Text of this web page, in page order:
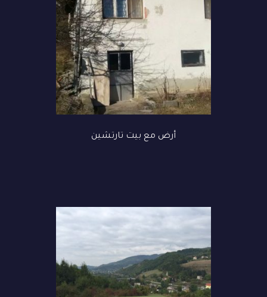
أرض مع بيت تارتشين